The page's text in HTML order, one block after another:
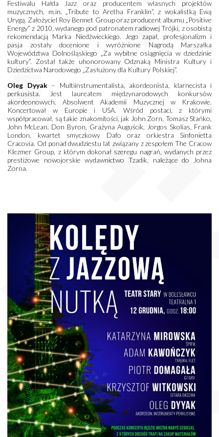
Festiwalu Hałda Jazz oraz producentem własnych projektów
muzycznych, m.in. „Tribute to Aretha Franklin”, z wokalistką Ewą
Urygą. Założyciel Roy Bennet Group oraz producent albumu „Positive
Energy” z 2010, wydanego pod patronatem radiowej Trójki, z osobistą
rekomendacją Marka Niedźwieckiego. Jego zapał, profesjonalizm i
pasja zostały docenione i wyróżnione Nagrodą Marszałka
Województwa Dolnośląskiego „Za wybitne osiągnięcia w dziedzinie
kultury”. Został także uhonorowany Odznaką Ministra Kultury i
Dziedzictwa Narodowego „Zasłużony dla Kultury Polskiej”.
Oleg Dyyak– Multiinstrumentalista, akordeonista, klarnecista i
perkusista. Jest laureatem międzynarodowych konkursów
akordeonowych. Absolwent Akademii Muzycznej w Krakowie.
Koncertował w Europie i USA. Wśród postaci, z którymi
współpracował, są takie znakomitości, jak John Zorn, Tomasz Stańko,
John McLean, Don Byron, Grażyna Auguścik, Jorgos Skolias, Frank
London, kwartet smyczkowy Dafo oraz orkiestra Sinfonietta
Cracovia. Od ponad dwudziestu lat związany z zespołem The Cracow
Klezmer Group, z którym dokonał szeregu nagrań, wydanych przez
prestiżowe nowojorskie wydawnictwo Tzadik, należące do Johna
Zorna.